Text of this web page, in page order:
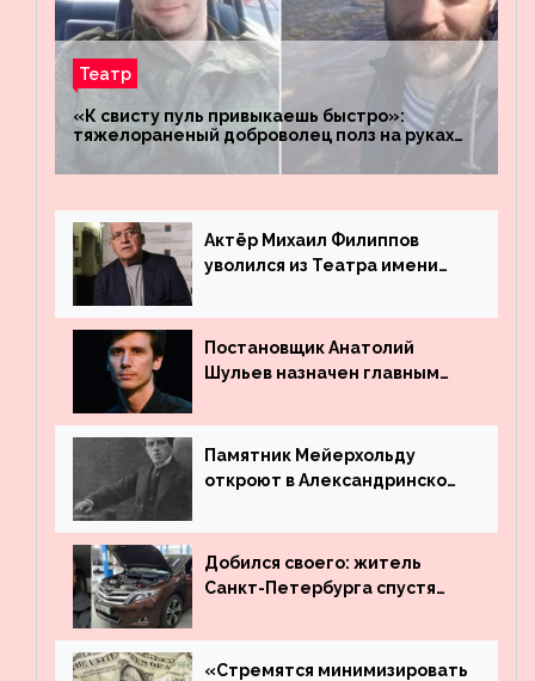
Театр
«К свисту пуль привыкаешь быстро»:
тяжелораненый доброволец полз на руках
четыре километра через заминированное
поле
Актёр Михаил Филиппов
уволился из Театра имени
Постановщик Анатолий
Шульев назначен главным
Вахтангова
Памятник Мейерхольду
откроют в Александринском
Добился своего: житель
Санкт-Петербурга спустя
угнанную в Казахстан
машину
«Стремятся минимизировать